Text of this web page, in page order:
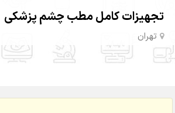
تجهیزات کامل مطب چشم پزشکی
تهران